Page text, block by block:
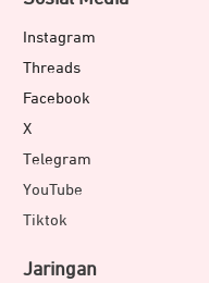
Instagram
Threads
Facebook
X
Telegram
YouTube
Tiktok
Jaringan